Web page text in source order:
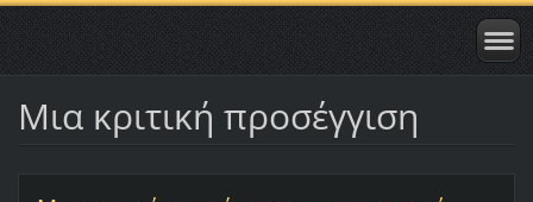
Μια κριτική προσέγγιση